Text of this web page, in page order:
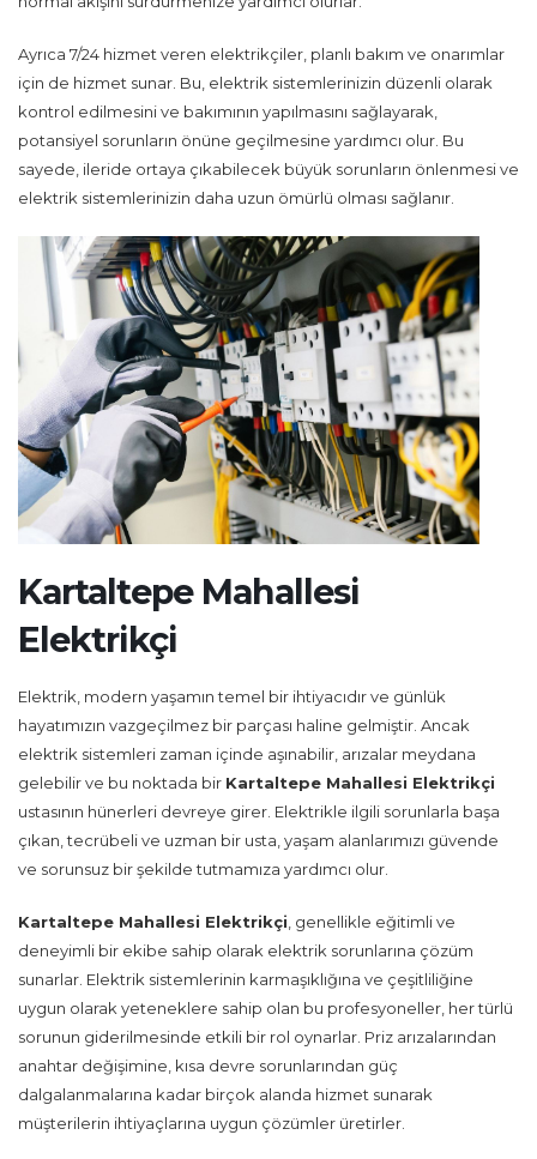
Ayrıca 7/24 hizmet veren elektrikçiler, planlı bakım ve onarımlar
için de hizmet sunar. Bu, elektrik sistemlerinizin düzenli olarak
kontrol edilmesini ve bakımının yapılmasını sağlayarak,
potansiyel sorunların önüne geçilmesine yardımcı olur. Bu
sayede, ileride ortaya çıkabilecek büyük sorunların önlenmesi ve
elektrik sistemlerinizin daha uzun ömürlü olması sağlanır.
Kartaltepe Mahallesi
Elektrikçi
Elektrik, modern yaşamın temel bir ihtiyacıdır ve günlük
hayatımızın vazgeçilmez bir parçası haline gelmiştir. Ancak
elektrik sistemleri zaman içinde aşınabilir, arızalar meydana
gelebilir ve bu noktada bir Kartaltepe Mahallesi Elektrikçi
ustasının hünerleri devreye girer. Elektrikle ilgili sorunlarla başa
çıkan, tecrübeli ve uzman bir usta, yaşam alanlarımızı güvende
ve sorunsuz bir şekilde tutmamıza yardımcı olur.
Kartaltepe Mahallesi Elektrikçi , genellikle eğitimli ve
deneyimli bir ekibe sahip olarak elektrik sorunlarına çözüm
sunarlar. Elektrik sistemlerinin karmaşıklığına ve çeşitliliğine
uygun olarak yeteneklere sahip olan bu profesyoneller, her türlü
sorunun giderilmesinde etkili bir rol oynarlar. Priz arızalarından
anahtar değişimine, kısa devre sorunlarından güç
dalgalanmalarına kadar birçok alanda hizmet sunarak
müşterilerin ihtiyaçlarına uygun çözümler üretirler.